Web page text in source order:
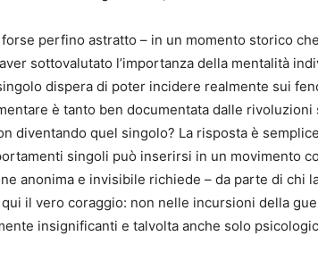
perfino astratto – in un momento storico
sottovalutato l’importanza della mentalità
dispera di poter incidere realmente sui
è tanto ben documentata dalle rivoluzioni
diventando quel singolo? La risposta è
singoli può inserirsi in un movimento
anonima e invisibile richiede – da parte di chi
il vero coraggio: non nelle incursioni della
insignificanti e talvolta anche solo